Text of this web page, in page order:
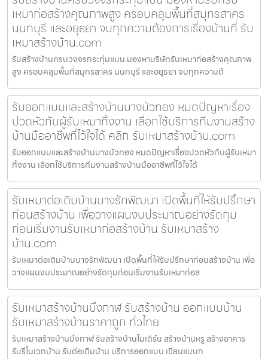
เหมาก่อสร้างคุณภาพสูง ครอบคลุมพื้นที่สมุทรสาคร
นนทบุรี และอยุธยา จบทุกความต้องการเรื่องบ้านที่ รับ
เหมาสร้างบ้าน.com
รับสร้างบ้านครบวงจรกระทุ่มแบน มองหาบริษัทรับเหมาก่อสร้างคุณภาพ
สูง ครอบคลุมพื้นที่สมุทรสาคร นนทบุรี และอยุธยา จบทุกความต้
รับออกแบบและสร้างบ้านบางบัวทอง หมดปัญหาเรื่อง
ปวดหัวกับผู้รับเหมาทิ้งงาน เลือกใช้บริการทีมงานสร้าง
บ้านมืออาชีพที่ไว้ใจได้ คลิก รับเหมาสร้างบ้าน.com
รับออกแบบและสร้างบ้านบางบัวทอง หมดปัญหาเรื่องปวดหัวกับผู้รับเหมา
ทิ้งงาน เลือกใช้บริการทีมงานสร้างบ้านมืออาชีพที่ไว้ใจได้
รับเหมาต่อเติมบ้านบางรักพัฒนา เปิดพื้นที่ให้รับปรึกษา
ก่อนสร้างบ้าน เพื่อวางแผนงบประมาณอย่างรัดกุม
ก่อนเริ่มงานรับเหมาก่อสร้างบ้าน รับเหมาสร้าง
บ้าน.com
รับเหมาต่อเติมบ้านบางรักพัฒนา เปิดพื้นที่ให้รับปรึกษาก่อนสร้างบ้าน เพื่อ
วางแผนงบประมาณอย่างรัดกุมก่อนเริ่มงานรับเหมาก่อส
รับเหมาสร้างบ้านบึงกาฬ รับสร้างบ้าน ออกแบบบ้าน
รับเหมาสร้างบ้านราคาถูก ทั่วไทย
รับเหมาสร้างบ้านบึงกาฬ รับสร้างบ้านโมเดิร์น สร้างบ้านหรู สร้างอาคาร
รับรีโนเวทบ้าน รับต่อเติมบ้าน บริการออกแบบ เขียนแบบก